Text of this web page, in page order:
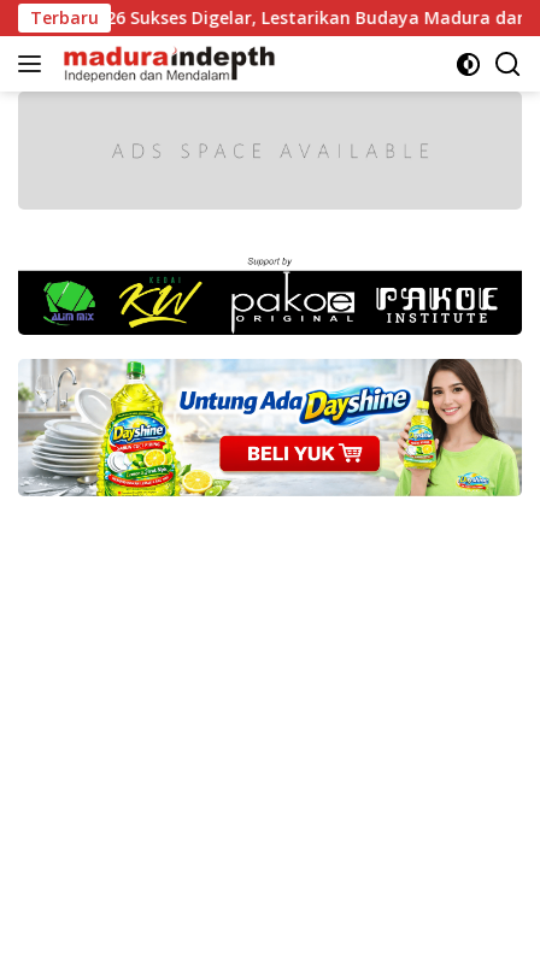
Langsung
ke
konten
Terbaru
2026 Sukses Digelar, Lestarikan Budaya Madura dan